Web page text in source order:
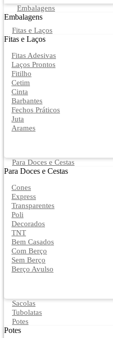
Embalagens
Embalagens
Fitas e Laços
Fitas e Laços
Fitas Adesivas
Laços Prontos
Fitilho
Cetim
Cinta
Barbantes
Fechos Práticos
Juta
Arames
Para Doces e Cestas
Para Doces e Cestas
Cones
Express
Transparentes
Poli
Decorados
TNT
Bem Casados
Com Berço
Sem Berço
Berço Avulso
Sacolas
Tubolatas
Potes
Potes